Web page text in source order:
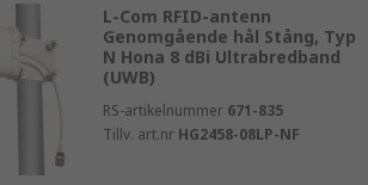
L-Com RFID-antenn
Genomgående hål Stång, Typ
N Hona 8 dBi Ultrabredband
(UWB)
RS-artikelnummer 671-835
Tillv. art.nr HG2458-08LP-NF